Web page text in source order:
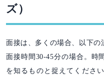
ズ）
面接は、多くの場合、以下の
面接時間30-45分の場合。時
を知るものと捉えてくださ